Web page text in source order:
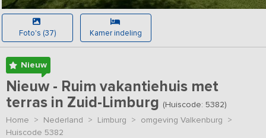
Foto's (37) Kamer indeling
Nieuw
Nieuw - Ruim vakantiehuis met
terras in Zuid-Limburg (Huiscode: 5382)
Home > Nederland > Limburg > omgeving Valkenburg >
Huiscode 5382